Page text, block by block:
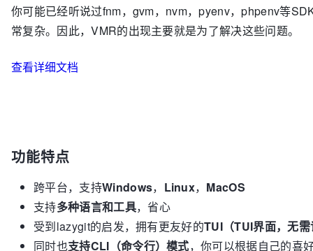
你可能已经听说过fnm，gvm，nvm，pyenv，phpenv等
常复杂。因此，VMR的出现主要就是为了解决这些问题。
查看详细文档
功能特点
跨平台，支持Windows， Linux， MacOS
支持多种语言和工具，省心
受到lazygit的启发，拥有更友好的TUI（TUI界面，无
同时也支持CLI（命令行）模式，你可以根据自己的喜